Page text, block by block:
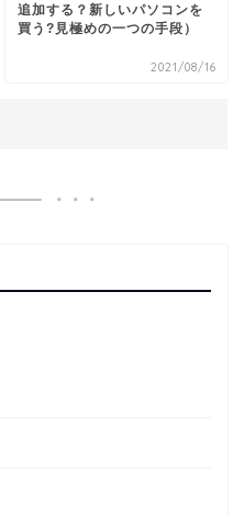
追加する？新しいパソコンを
買う?見極めの一つの手段）
2021/08/16